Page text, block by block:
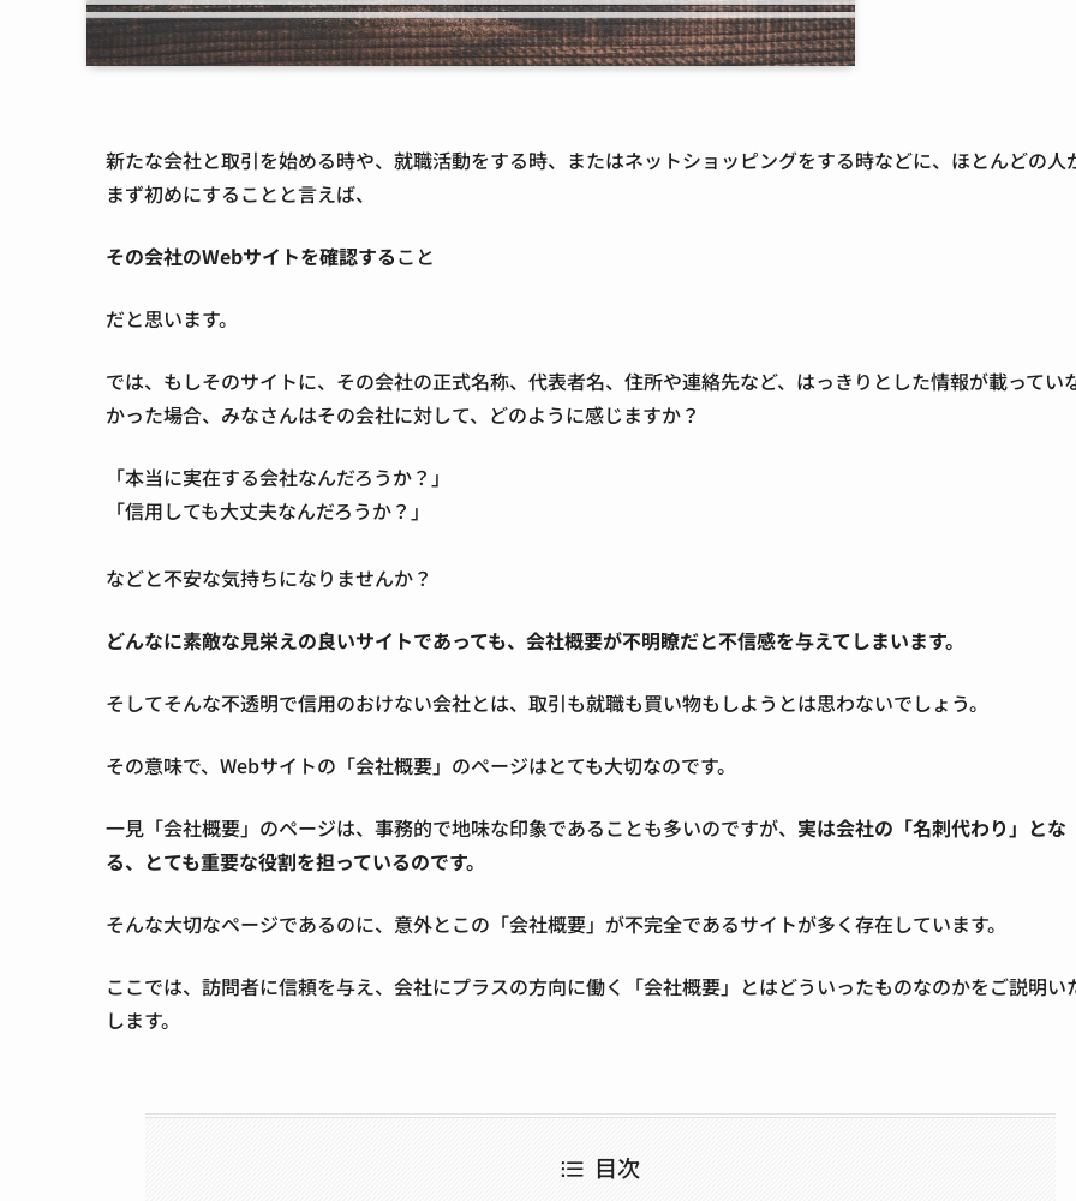
新たな会社と取引を始める時や、就職活動をする時、またはネットショッピングをする時などに、ほとんどの人
まず初めにすることと言えば、
その会社のWebサイトを確認すること
だと思います。
では、もしそのサイトに、その会社の正式名称、代表者名、住所や連絡先など、はっきりとした情報が載ってい
かった場合、みなさんはその会社に対して、どのように感じますか？
「本当に実在する会社なんだろうか？」
「信用しても大丈夫なんだろうか？」
などと不安な気持ちになりませんか？
どんなに素敵な見栄えの良いサイトであっても、会社概要が不明瞭だと不信感を与えてしまいます。
そしてそんな不透明で信用のおけない会社とは、取引も就職も買い物もしようとは思わないでしょう。
その意味で、Webサイトの「会社概要」のページはとても大切なのです。
一見「会社概要」のページは、事務的で地味な印象であることも多いのですが、 実は会社の「名刺代わり」とな
る、とても重要な役割を担っているのです。
そんな大切なページであるのに、意外とこの「会社概要」が不完全であるサイトが多く存在しています。
ここでは、訪問者に信頼を与え、会社にプラスの方向に働く「会社概要」とはどういったものなのかをご説明い
します。
目次